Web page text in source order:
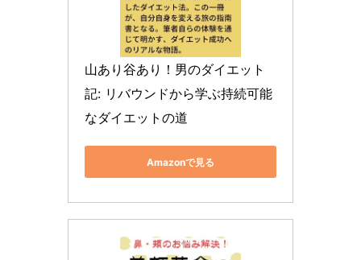
山あり谷あり！男のダイエット
記: リバウンドから学ぶ持続可能
なダイエットの道
Amazonで見る